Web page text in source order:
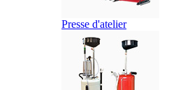
Presse d'atelier